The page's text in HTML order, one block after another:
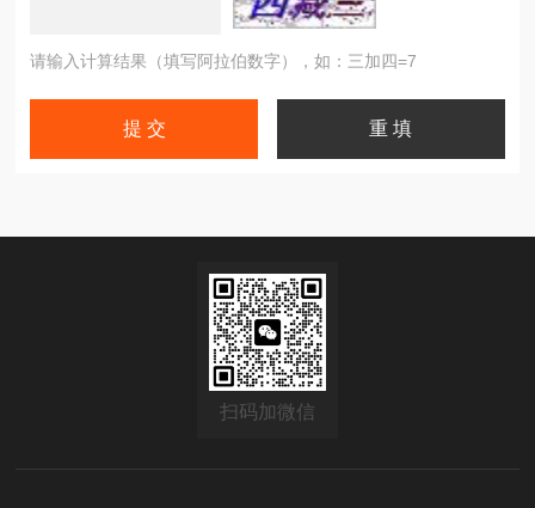
请输入计算结果（填写阿拉伯数字），如：三加四=7
扫码加微信